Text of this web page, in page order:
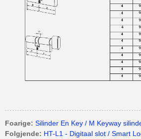
Foarige: Silinder En Key / M Keyway
Folgjende: HT-L1 - Digitaal slot / Smart